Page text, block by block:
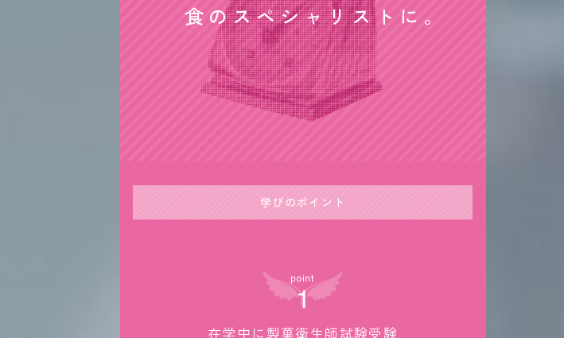
食のスペシャリストに
学びのポイント
在学中に製菓衛生師試験受験